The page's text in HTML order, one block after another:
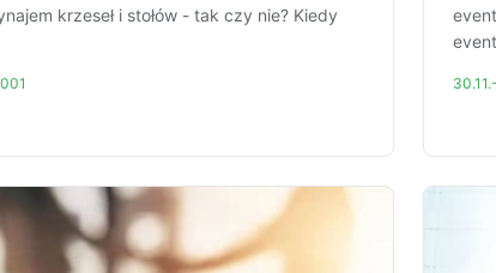
krzeseł i stołów - tak czy nie? Kiedy